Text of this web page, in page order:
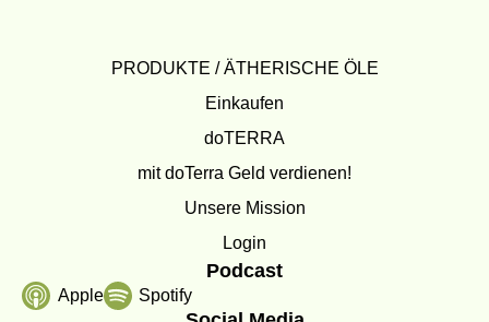
PRODUKTE / ÄTHERISCHE ÖLE
Einkaufen
doTERRA
mit doTerra Geld verdienen!
Unsere Mission
Login
Podcast
Apple Spotify